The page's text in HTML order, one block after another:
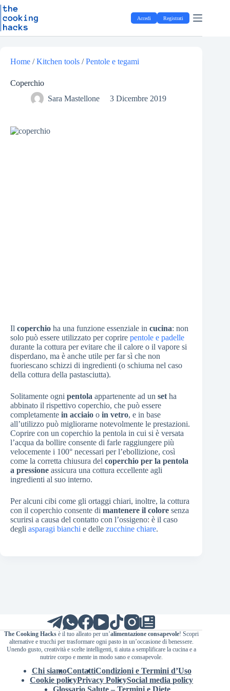
S
t
Salta
al
contenuto
Accedi Registrati
Home /Kitchen tools /Pentole e tegami
Coperchio
Sara Mastellone
3 Dicembre 2019
Il coperchio ha una funzione essenziale in cucina: non
solo può essere utilizzato per coprire pentole e padelle
durante la cottura per evitare che il calore o il vapore si
disperdano, ma è anche utile per far sì che non
fuoriescano schizzi di ingredienti (o schiuma nel caso
della cottura della pastasciutta).
Solitamente ogni pentola appartenente ad un set ha
abbinato il rispettivo coperchio, che può essere
completamente in acciaio o in vetro, e in base
all’utilizzo può migliorarne notevolmente le prestazioni.
Coprire con un coperchio la pentola in cui si è versata
l’acqua da bollire consente di farle raggiungere più
velocemente i 100° necessari per l’ebollizione, così
come la corretta chiusura del coperchio per la pentola
a pressione assicura una cottura eccellente agli
ingredienti al suo interno.
Per alcuni cibi come gli ortaggi chiari, inoltre, la cottura
con il coperchio consente di mantenere il colore senza
scurirsi a causa del contatto con l’ossigeno: è il caso
degli asparagi bianchi e delle zucchine chiare.
The Cooking Hacksè il tuo alleato per un’alimentazione consapevole! Scopri
alternative e trucchi per trasformare ogni pasto in un’occasione di benessere.
Unendo gusto, creatività e scelte intelligenti, ti aiuta a semplificare la cucina e a
nutrire corpo e mente in modo sano e consapevole.
Chi siamoContattiCondizioni e Termini d’Uso
Cookie policyPrivacy PolicySocial media policy
Glossario Salute – Termini e Diete